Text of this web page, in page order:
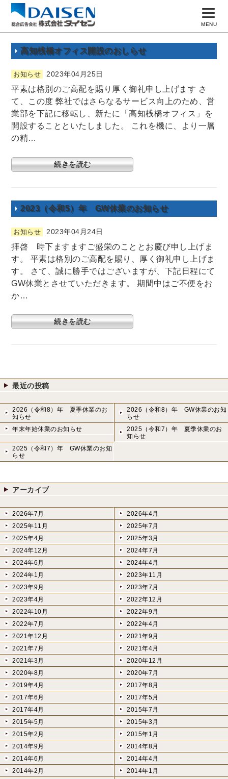
高知桟橋オフィス開設のおしらせ
お知らせ 2023年04月25日
平素は格別のご高配を賜り厚く御礼申し上げます さ
て、この度 弊社ではさらなるサービス向上のため、営
業部を下記に移転し、新たに「高知桟橋オフィス」を
開設することといたしました。 これを機に、より一層
の精…
続きを読む
2023（令和5）年 GW休業のお知らせ
お知らせ 2023年04月24日
拝啓 時下ますますご盛栄のこととお慶び申し上げま
す。 平素は格別のご高配を賜り、厚く御礼申し上げま
す。 さて、誠に勝手ではございますが、下記日程にて
GW休業とさせていただきます。 期間中はご不便をお
か…
続きを読む
最近の投稿
2026（令和8）年 夏季休業のお
知らせ
2026（令和8）年 GW休業のお知
らせ
年末年始休業のお知らせ
2025（令和7）年 夏季休業のお
知らせ
2025（令和7）年 GW休業のお知
らせ
アーカイブ
2026年7月
2026年4月
2025年11月
2025年7月
2025年4月
2025年3月
2024年12月
2024年7月
2024年6月
2024年4月
2024年1月
2023年11月
2023年9月
2023年7月
2023年4月
2022年12月
2022年10月
2022年9月
2022年7月
2022年4月
2021年12月
2021年9月
2021年7月
2021年4月
2021年3月
2020年12月
2020年8月
2020年7月
2019年4月
2017年8月
2017年6月
2017年5月
2017年4月
2015年7月
2015年5月
2015年3月
2015年2月
2015年1月
2014年9月
2014年8月
2014年6月
2014年4月
2014年2月
2014年1月
MENU
トップページ
実績一覧
広告主募集
よくある質問
会社案内
お問い合わせ